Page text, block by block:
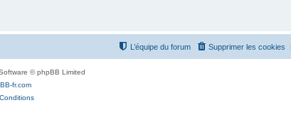
Supprimer les cookies
L’équipe du forum
© phpBB Limited
fr.com
Conditions